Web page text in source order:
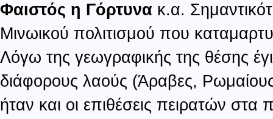
Φαιστός η Γόρτυνα κ.α.
Μινωικού πολιτισμού που
Λόγω της γεωγραφικής της θέσης
διάφορους λαούς (Άραβες,
ήταν και οι επιθέσεις πειρατών